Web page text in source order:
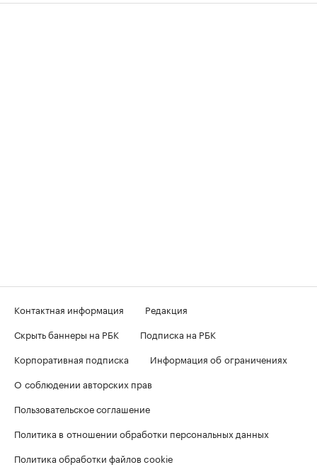
Контактная информация
Редакция
Скрыть баннеры на РБК
Подписка на РБК
Корпоративная подписка
Информация об ограничениях
О соблюдении авторских прав
Пользовательское соглашение
Политика в отношении обработки персональных данных
Политика обработки файлов cookie